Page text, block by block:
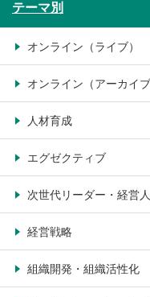
テーマ別
オンライン（ライブ）
オンライン（アーカイ
人材育成
エグゼクティブ
次世代リーダー・経営
経営戦略
組織開発・組織活性化